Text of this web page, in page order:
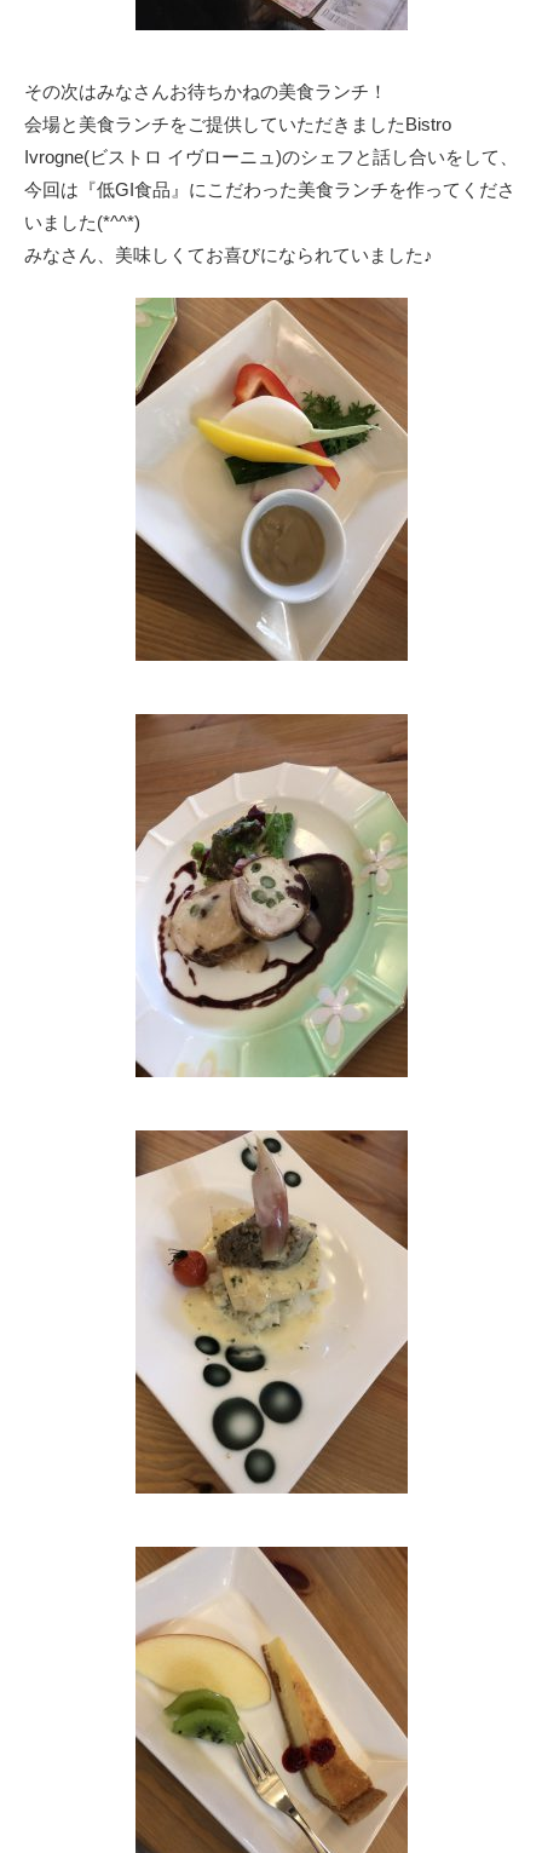
その次はみなさんお待ちかねの美食ランチ！
会場と美食ランチをご提供していただきましたBistro
Ivrogne(ビストロ イヴローニュ)のシェフと話し合いをして、
今回は『低GI食品』にこだわった美食ランチを作ってくださ
いました(*^^*)
みなさん、美味しくてお喜びになられていました♪